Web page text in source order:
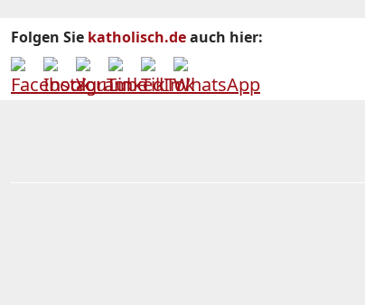
Folgen Sie katholisch.deauch hier: